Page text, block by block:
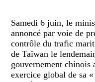
Samedi 6 juin, le
annoncé par voie de
contrôle du trafic
de Taïwan le
gouvernement
exercice global de sa